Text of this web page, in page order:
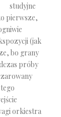
studyjne
pierwsze,
(jak
bo grany
próby
orkiestra